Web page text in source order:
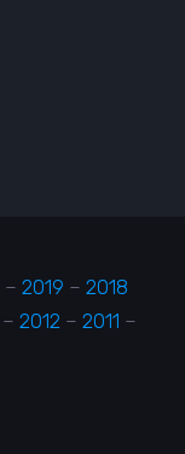
– 2019 – 2018
– 2012 – 2011 –